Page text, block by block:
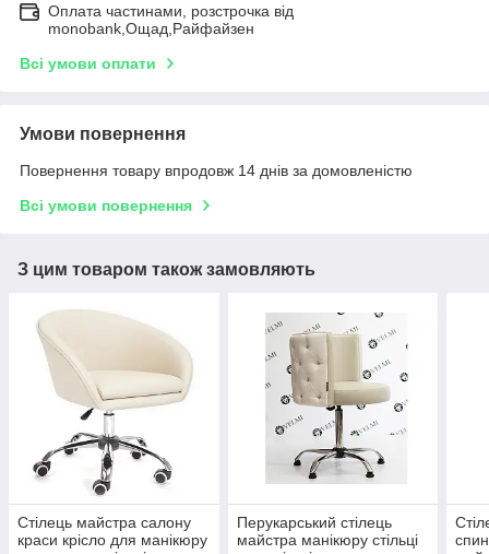
Оплата частинами, розстрочка від
monobank,Ощад,Райфайзен
Всі умови оплати
Умови повернення
Повернення товару впродовж 14 днів за домовленістю
Всі умови повернення
З цим товаром також замовляють
Стілець майстра салону
краси крісло для манікюру
Перукарський стілець
майстра манікюру стільці